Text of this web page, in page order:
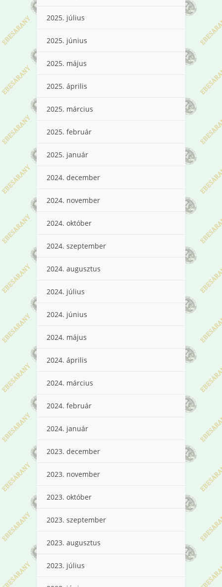
2025. július
2025. június
2025. május
2025. április
2025. március
2025. február
2025. január
2024. december
2024. november
2024. október
2024. szeptember
2024. augusztus
2024. július
2024. június
2024. május
2024. április
2024. március
2024. február
2024. január
2023. december
2023. november
2023. október
2023. szeptember
2023. augusztus
2023. július